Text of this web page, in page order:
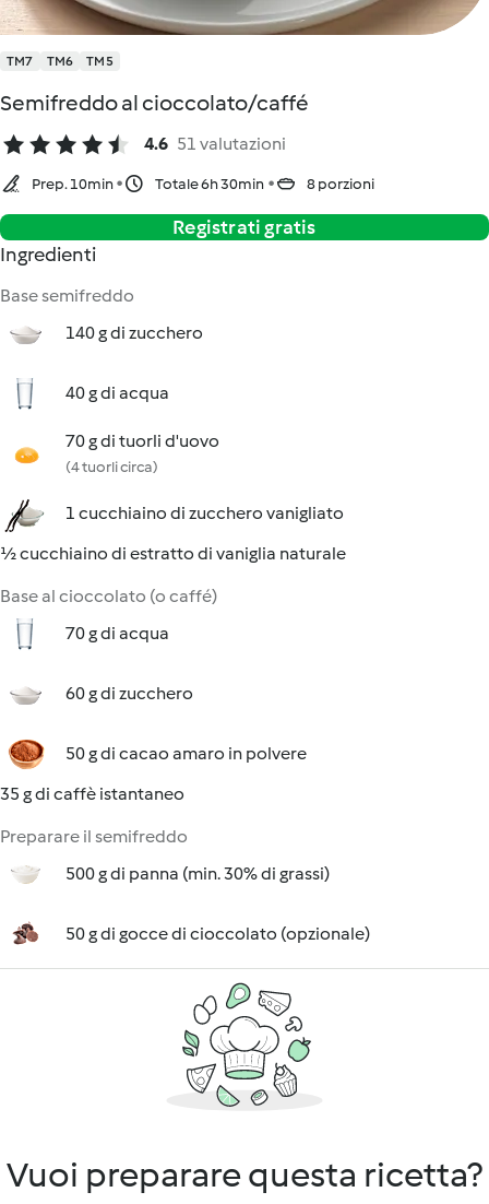
TM7 TM6 TM5
Semifreddo al cioccolato/caffé
4.6 51 valutazioni
Prep. 10min Totale 6h 30min 8 porzioni
Registrati gratis
Ingredienti
Base semifreddo
140 g di zucchero
40 g di acqua
70 g di tuorli d'uovo
(4 tuorli circa)
1 cucchiaino di zucchero vanigliato
½ cucchiaino di estratto di vaniglia naturale
Base al cioccolato (o caffé)
70 g di acqua
60 g di zucchero
50 g di cacao amaro in polvere
35 g di caffè istantaneo
Preparare il semifreddo
500 g di panna (min. 30% di grassi)
50 g di gocce di cioccolato (opzionale)
Vuoi preparare questa ricetta?